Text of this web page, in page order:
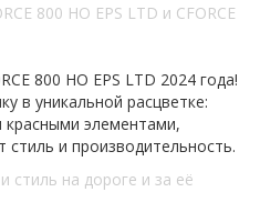
800 HO EPS LTD и CFORCE
800 HO EPS LTD 2024 года!
в уникальной расцветке:
элементами,
стиль и производительность.